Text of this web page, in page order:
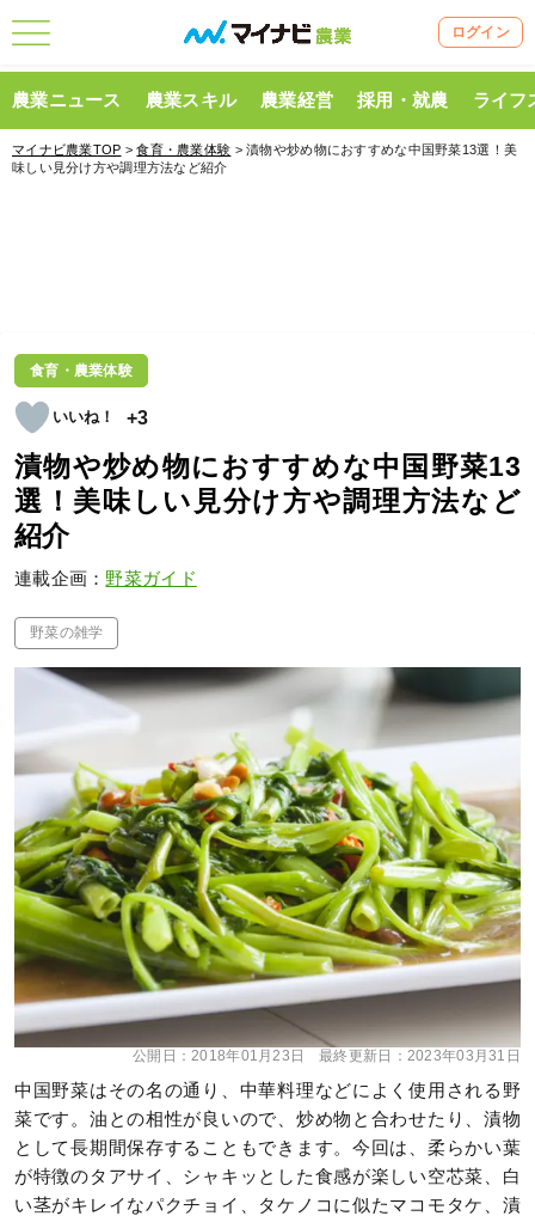
ログイン
農業ニュース 農業スキル 農業経営 採用・就農 ライフ
マイナビ農業TOP >食育・農業体験 > 漬物や炒め物におすすめな中国野菜13選！美
味しい見分け方や調理方法など紹介
食育・農業体験
+3
漬物や炒め物におすすめな中国野菜13
選！美味しい見分け方や調理方法など
紹介
連載企画： 野菜ガイド
野菜の雑学
公開日：2018年01月23日 最終更新日： 2023年03月31日
中国野菜はその名の通り、中華料理などによく使用される野
菜です。油との相性が良いので、炒め物と合わせたり、漬物
として長期間保存することもできます。今回は、柔らかい葉
が特徴のタアサイ、シャキッとした食感が楽しい空芯菜、白
い茎がキレイなパクチョイ、タケノコに似たマコモタケ、漬